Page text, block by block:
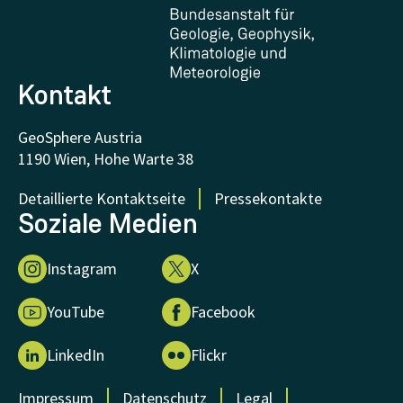
FAQ - Häufig gestellte Fragen
Forschung unterstützen
Kontakt
GeoSphere Austria
1190 Wien, Hohe Warte 38
Detaillierte Kontaktseite
Pressekontakte
Soziale Medien
Instagram X
YouTube Facebook
LinkedIn Flickr
Impressum Datenschutz Legal